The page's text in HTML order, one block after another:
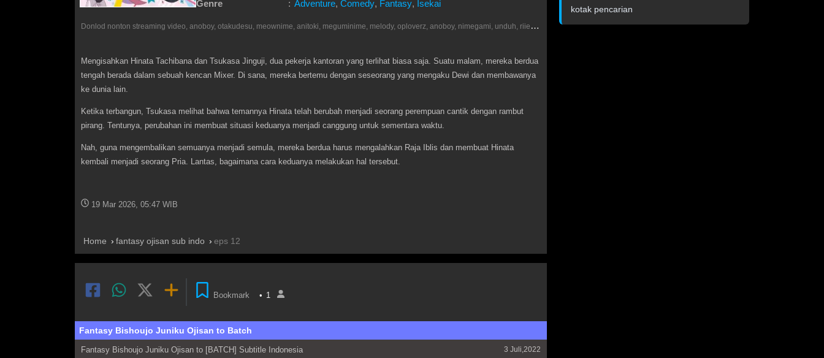
Genre
: Adventure, Comedy, Fantasy, Isekai
D
onlod nonton streaming video, anoboy, otakudesu, meownime, anitoki, meguminime, melody, oploverz, anoboy, nimegami, unduh, riie net, drivenime, myanimelist, MAL, kusonime, neonime, bstation, maxnime, animeindo, Netflix, crunchyroll, neonime, samehadaku, streaming, otakupoi, awsubs, anibatch, anikyojin, nekonime, kurogaze, zippyshare, vidio google drive, Muse Indonesia, iQIYI, Viu, Ani-One Asia, Animenonton, Otaku desu, Mangaku, Anibatch,Vidio, Genflix, Amazon Prime Video, Terlengkap Google Drive 240p, 3GP, Muse Indonesia.
Mengisahkan Hinata Tachibana dan Tsukasa Jinguji, dua pekerja kantoran yang terlihat biasa saja. Suatu malam, mereka berdua
tengah berada dalam sebuah kencan Mixer. Di sana, mereka bertemu dengan seseorang yang mengaku Dewi dan membawanya
ke dunia lain.
Ketika terbangun, Tsukasa melihat bahwa temannya Hinata telah berubah menjadi seorang perempuan cantik dengan rambut
pirang. Tentunya, perubahan ini membuat situasi keduanya menjadi canggung untuk sementara waktu.
Nah, guna mengembalikan semuanya menjadi semula, mereka berdua harus mengalahkan Raja Iblis dan membuat Hinata
kembali menjadi seorang Pria. Lantas, bagaimana cara keduanya melakukan hal tersebut.
19 Mar 2026, 05:47 WIB
Home fantasy ojisan sub indo eps 12
Bookmark • 1
Fantasy Bishoujo Juniku Ojisan to Batch
Fantasy Bishoujo Juniku Ojisan to [BATCH] Subtitle Indonesia 3 Juli,2022
kotak pencarian